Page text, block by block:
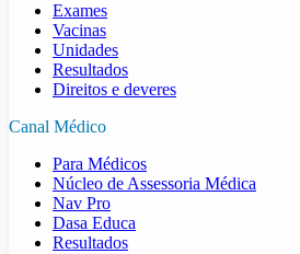
Exames
Vacinas
Unidades
Resultados
Direitos e deveres
Canal Médico
Para Médicos
Núcleo de Assessoria Médica
Nav Pro
Dasa Educa
Resultados